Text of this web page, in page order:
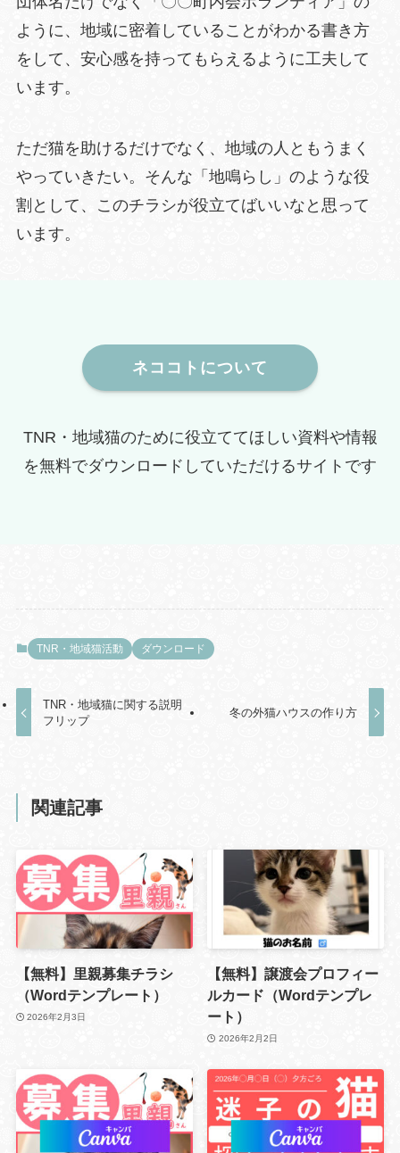
ように、地域に密着していることがわかる書き方
をして、安心感を持ってもらえるように工夫して
います。
ただ猫を助けるだけでなく、地域の人ともうまく
やっていきたい。そんな「地鳴らし」のような役
割として、このチラシが役立てばいいなと思って
います。
ネココトについて
TNR・地域猫のために役立ててほしい資料や情報
を無料でダウンロードしていただけるサイトです
TNR・地域猫活動 ダウンロード
TNR・地域猫に関する説明
フリップ
冬の外猫ハウスの作り方
関連記事
【無料】里親募集チラシ
（Wordテンプレート）
2026年2月3日
【無料】譲渡会プロフィー
ルカード（Wordテンプレ
ート）
2026年2月2日